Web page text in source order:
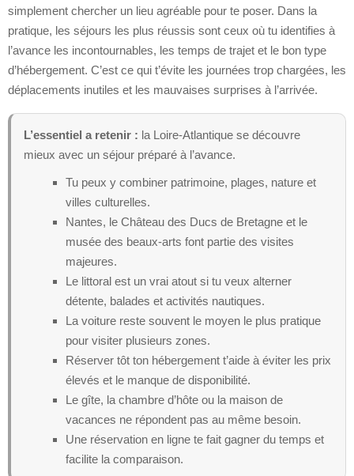
simplement chercher un lieu agréable pour te poser. Dans la
pratique, les séjours les plus réussis sont ceux où tu identifies à
l’avance les incontournables, les temps de trajet et le bon type
d’hébergement. C’est ce qui t’évite les journées trop chargées, les
déplacements inutiles et les mauvaises surprises à l’arrivée.
L’essentiel a retenir : la Loire-Atlantique se découvre
mieux avec un séjour préparé à l’avance.
Tu peux y combiner patrimoine, plages, nature et
villes culturelles.
Nantes, le Château des Ducs de Bretagne et le
musée des beaux-arts font partie des visites
majeures.
Le littoral est un vrai atout si tu veux alterner
détente, balades et activités nautiques.
La voiture reste souvent le moyen le plus pratique
pour visiter plusieurs zones.
Réserver tôt ton hébergement t’aide à éviter les prix
élevés et le manque de disponibilité.
Le gîte, la chambre d’hôte ou la maison de
vacances ne répondent pas au même besoin.
Une réservation en ligne te fait gagner du temps et
facilite la comparaison.